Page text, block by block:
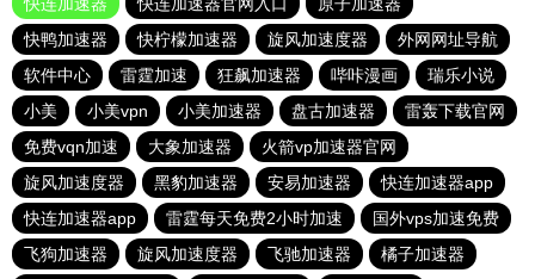
快连加速器
快连加速器官网入口
原子加速器
快鸭加速器
快柠檬加速器 旋风加速度器
外网网址导航
软件中心
雷霆加速 狂飙加速器 哔咔漫画
瑞乐小说
小美
小美vpn 小美加速器 盘古加速器
雷轰下载官网
免费vqn加速
大象加速器
火箭vp加速器官网
旋风加速度器
黑豹加速器 安易加速器
快连加速器app
快连加速器app
雷霆每天免费2小时加速
国外vps加速免费
飞狗加速器
旋风加速度器 飞驰加速器
橘子加速器